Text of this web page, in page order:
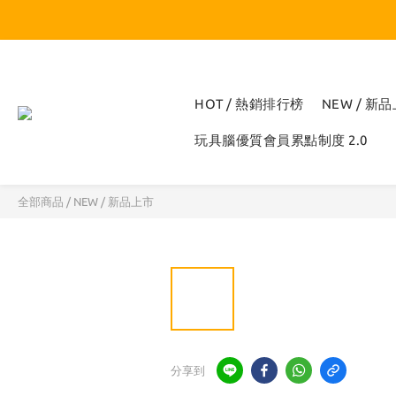
HOT / 熱銷排行榜 NEW / 新品
玩具腦優質會員累點制度 2.0
全部商品 / NEW / 新品上市
分享到